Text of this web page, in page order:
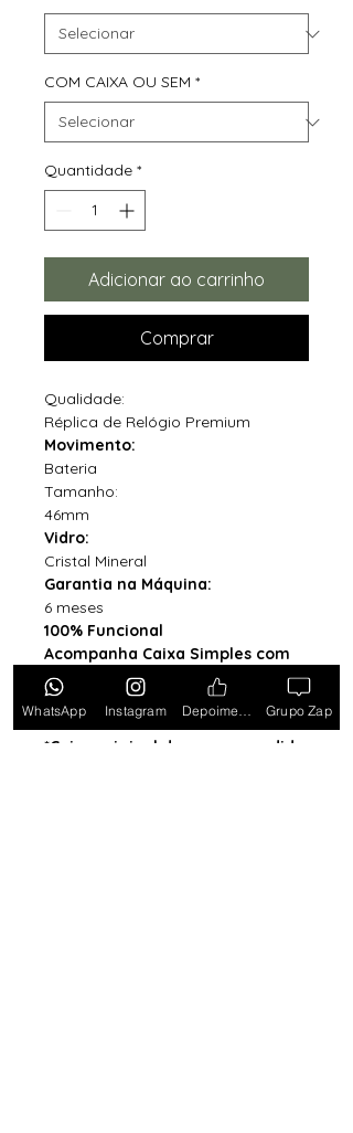
COM CAIXA OU SEM *
Quantidade *
Adicionar ao carrinho
Comprar
Qualidade:
Réplica de Relógio Premium
Movimento:
Bateria
Tamanho:
46mm
Vidro:
Cristal Mineral
Garantia na Máquina:
6 meses
100% Funcional
Acompanha Caixa Simples com
Almofada (exceto para os
estados PB, SE, RR, MT, PE e AL)
*Caixa original da marca vendida
WhatsApp Instagram Grupo Zap